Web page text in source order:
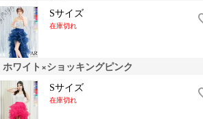
OriginalBrand
Sサイズ
在庫切れ
ホワイト×ショッキングピンク
Sサイズ
在庫切れ